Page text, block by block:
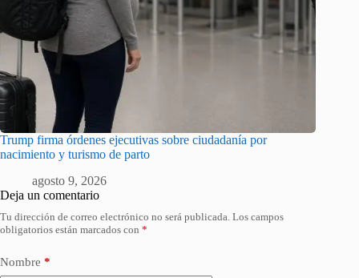
Trump firma órdenes ejecutivas sobre ciudadanía por
nacimiento y turismo de parto
agosto 9, 2026
Deja un comentario
Tu dirección de correo electrónico no será publicada. Los campos
obligatorios están marcados con *
Nombre *